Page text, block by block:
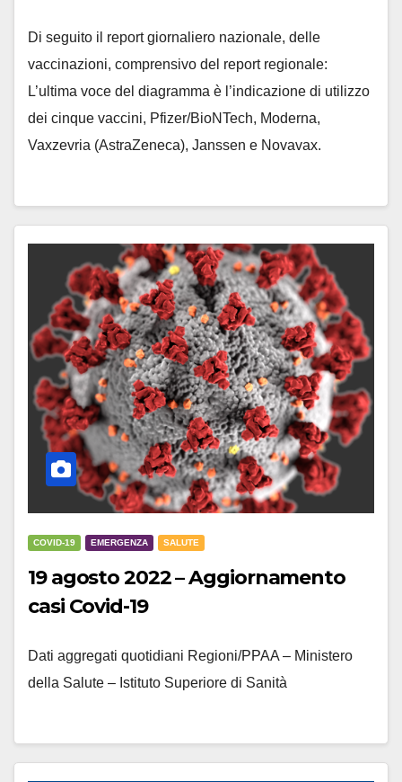
Di seguito il report giornaliero nazionale, delle
vaccinazioni, comprensivo del report regionale:
L’ultima voce del diagramma è l’indicazione di utilizzo
dei cinque vaccini, Pfizer/BioNTech, Moderna,
Vaxzevria (AstraZeneca), Janssen e Novavax.
COVID-19 EMERGENZA SALUTE
19 agosto 2022 – Aggiornamento
casi Covid-19
Dati aggregati quotidiani Regioni/PPAA – Ministero
della Salute – Istituto Superiore di Sanità